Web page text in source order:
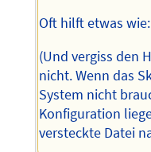
Oft hilft etwas wie:
(Und vergiss den
nicht. Wenn das
System nicht
Konfiguration
versteckte Datei